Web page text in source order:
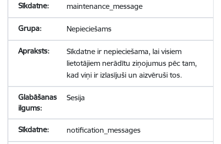
maintenance_message
Nepieciešams
Sīkdatne ir nepieciešama, lai visiem
lietotājiem nerādītu ziņojumus pēc tam,
kad viņi ir izlasījuši un aizvēruši tos.
Sesija
notification_messages